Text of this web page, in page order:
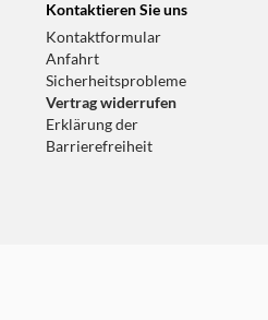
Kontaktieren Sie uns
Kontaktformular
Anfahrt
Sicherheitsprobleme
Vertrag widerrufen
Erklärung der
Barrierefreiheit